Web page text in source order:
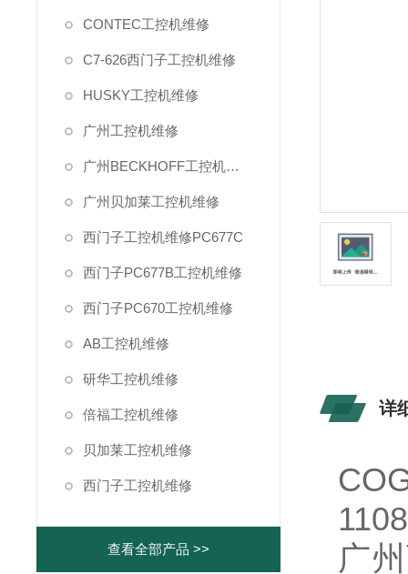
CONTEC工控机维修
C7-626西门子工控机维修
HUSKY工控机维修
广州工控机维修
广州BECKHOFF工控机维修
广州贝加莱工控机维修
西门子工控机维修PC677C
西门子PC677B工控机维修
西门子PC670工控机维修
AB工控机维修
研华工控机维修
倍福工控机维修
贝加莱工控机维修
西门子工控机维修
查看全部产品 >>
详
广